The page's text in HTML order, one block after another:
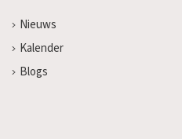
Nieuws
Kalender
Blogs